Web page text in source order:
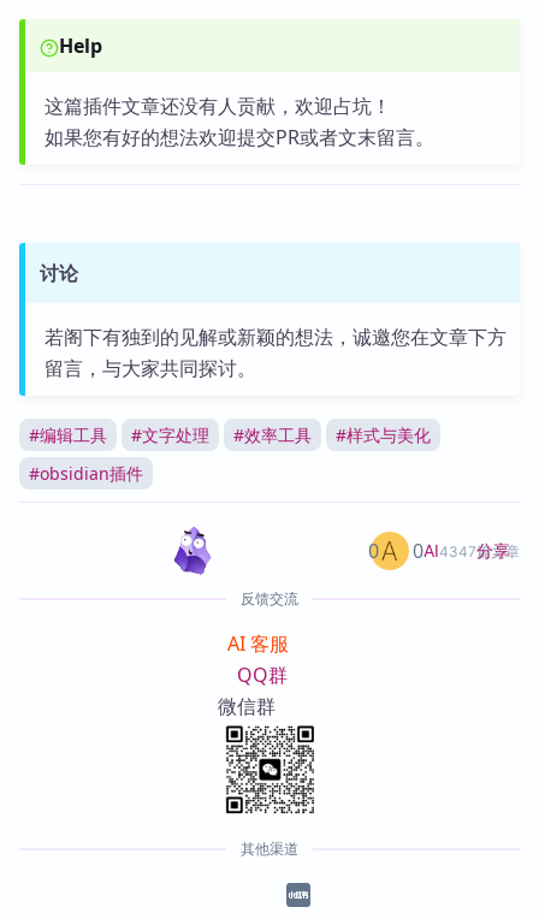
Help
这篇插件文章还没有人贡献，欢迎占坑！
如果您有好的想法欢迎提交PR或者文末留言。
讨论
若阁下有独到的见解或新颖的想法，诚邀您在文章下方
留言，与大家共同探讨。
#编辑工具 #文字处理 #效率工具 #样式与美化
#obsidian插件
AI4347篇文章
0 0 分享
反馈交流
AI 客服
QQ群
微信群
其他渠道